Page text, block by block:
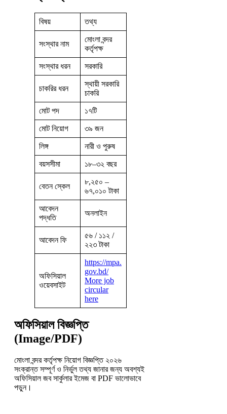
বিষয় তথ্য
সংস্থার নাম
মোংলা বন্দর
কর্তৃপক্ষ
সংস্থার ধরন সরকারি
চাকরির ধরন
স্থায়ী সরকারি
চাকরি
মোট পদ ১৭টি
মোট নিয়োগ ৩৯ জন
লিঙ্গ নারী ও পুরুষ
বয়সসীমা ১৮–৩২ বছর
বেতন স্কেল
৮,২৫০ –
৬৭,০১০ টাকা
আবেদন
পদ্ধতি
অনলাইন
আবেদন ফি
৫৬ / ১১২ /
২২৩ টাকা
অফিসিয়াল
ওয়েবসাইট
https://mpa.
gov.bd/
More job
circular
here
অফিসিয়াল বিজ্ঞপ্তি
(Image/PDF)
মোংলা বন্দর কর্তৃপক্ষ নিয়োগ বিজ্ঞপ্তি ২০২৬
সংক্রান্ত সম্পূর্ণ ও নির্ভুল তথ্য জানার জন্য অবশ্যই
অফিসিয়াল জব সার্কুলার ইমেজ বা PDF ভালোভাবে
পড়ুন।